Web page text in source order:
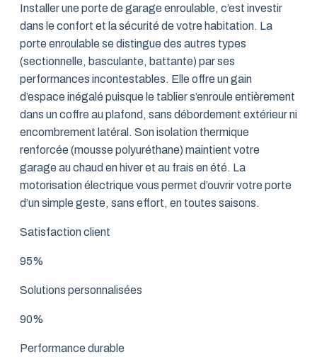
Installer une porte de garage enroulable, c’est investir
dans le confort et la sécurité de votre habitation. La
porte enroulable se distingue des autres types
(sectionnelle, basculante, battante) par ses
performances incontestables. Elle offre un gain
d’espace inégalé puisque le tablier s’enroule entièrement
dans un coffre au plafond, sans débordement extérieur ni
encombrement latéral. Son isolation thermique
renforcée (mousse polyuréthane) maintient votre
garage au chaud en hiver et au frais en été. La
motorisation électrique vous permet d’ouvrir votre porte
d’un simple geste, sans effort, en toutes saisons.
Satisfaction client
95%
Solutions personnalisées
90%
Performance durable